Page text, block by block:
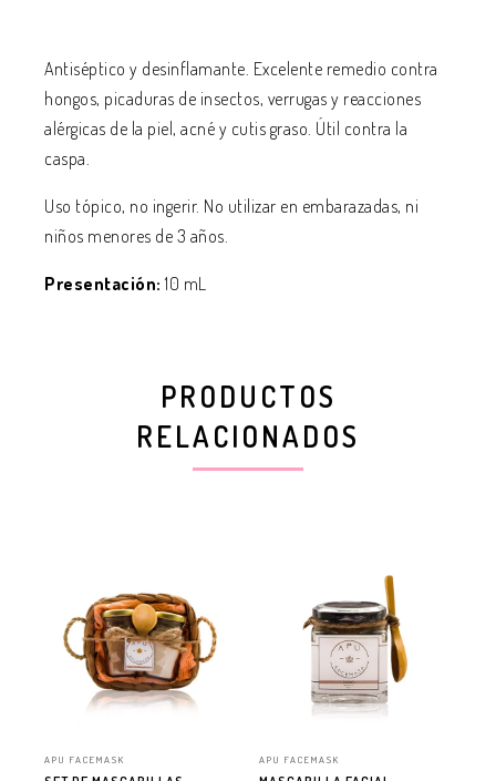
Antiséptico y desinflamante. Excelente remedio contra
hongos, picaduras de insectos, verrugas y reacciones
alérgicas de la piel, acné y cutis graso. Útil contra la
caspa.
Uso tópico, no ingerir. No utilizar en embarazadas, ni
niños menores de 3 años.
Presentación: 10 mL
PRODUCTOS
RELACIONADOS
APU FACEMASK APU FACEMASK